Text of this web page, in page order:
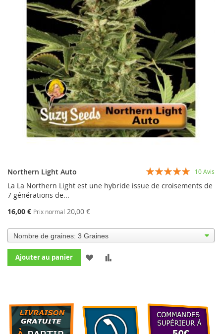
Northern Light Auto
Évaluation:
94%
10Avis
La La Northern Light est une hybride issue de croisements de
7 générations de...
16,00 € Prix normal 20,00 €
Ajouter au panier
AJOUTER
LISTE
D’ENVIE